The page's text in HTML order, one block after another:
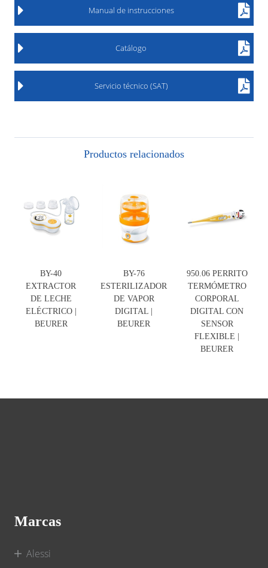
Manual de instrucciones
Catálogo
Servicio técnico (SAT)
Productos relacionados
BY-40
EXTRACTOR
DE LECHE
ELÉCTRICO |
BEURER
BY-76
ESTERILIZADOR
DE VAPOR
DIGITAL |
BEURER
950.06 PERRITO
TERMÓMETRO
CORPORAL
DIGITAL CON
SENSOR
FLEXIBLE |
BEURER
Marcas
Alessi